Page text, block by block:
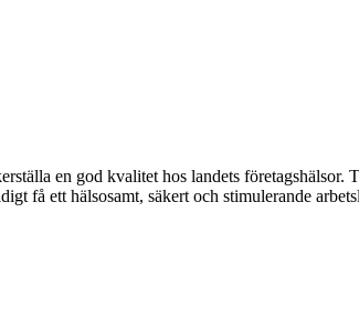
en god kvalitet hos landets företagshälsor.
få ett hälsosamt, säkert och stimulerande